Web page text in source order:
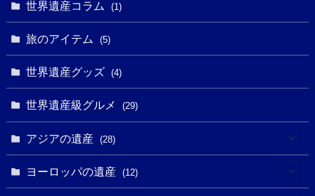
(18)
(3) (2)
(5)
(1)
(5)
(5)
(19)
(8)
世界遺産コラム (1)
旅のアイテム (5)
世界遺産グッズ (4)
世界遺産級グルメ (29)
アジアの遺産 (28)
(1)
ヨーロッパの遺産 (12)